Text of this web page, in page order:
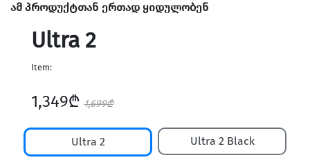
ამ პროდუქტთან ერთად ყიდულობენ
Ultra 2
Item:
1,349₾ 1,699₾
Ultra 2 Ultra 2 Black